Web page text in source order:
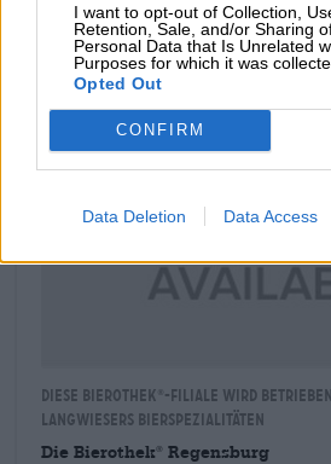
I want to opt-out of Collection,
Retention, Sale, and/or Sharing
Personal Data that Is Unrelated
Purposes for which it was
Opted Out
CONFIRM
Data Deletion Data Access
Diese Bierothek ® -Filiale wird
Langwiesers Bierspezialitäten
Die Bierothek ®
Regensburg